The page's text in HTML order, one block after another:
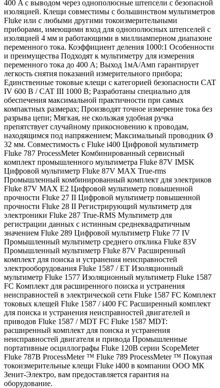
400 A с выводом через однополюсные штепсели с безопасной
изоляцией. Клещи совместимы с большинством мультиметров
Fluke или с любыми другими токоизмерительными
приборами, имеющими вход для однополюсных штепселей с
изоляцией 4 мм и работающими в миллиамперном диапазоне
переменного тока. Коэффициент деления 1000:1 Особенности
и преимущества Подходят к мультиметру для измерения
переменного тока до 400 А; Выход 1мА/Амп гарантирует
легкость снятия показаний измерительного прибора;
Единственные токовые клещи с категорией безопасности CAT
IV 600 В / CAT III 1000 В; Разработаны специально для
обеспечения максимальной практичности при самых
компактных размерах; Производят точное измерение тока без
разрыва цепи; Мягкая, не скользкая удобная ручка
препятствует случайному прикосновению к проводам,
находящимся под напряжением; Максимальный проводник Ø
32 мм. Совместимость с Fluke i400 Цифровой мультиметр
Fluke 787 ProcessMeter Комбинированный сервисный
комплект промышленного мультиметра Fluke 87V IMSK
Цифровой мультиметр Fluke 87V MAX True-rms
Промышленный комбинированный комплект для электриков
Fluke 87V MAX E2 Цифровой мультиметр повышенной
прочности Fluke 27 II Цифровой мультиметр повышенной
прочности Fluke 28 II Регистрирующий мультиметр для
электроники Fluke 287 True-RMS Мультиметр для
регистрации данных с истинным среднеквадратичным
значением Fluke 289 Цифровой мультиметр Fluke 77 IV
Промышленный мультиметр среднего отклика Fluke 83V
Промышленный мультиметр Fluke 87V Расширенный
комплект для поиска и устранения неисправностей
электрооборудования Fluke 1587 / ET Изоляционный
мультиметр Fluke 1577 Изоляционный мультиметр Fluke 1587
FC Комплект для расширенного поиска и устранения
неисправностей в электрической сети Fluke 1587 FC Комплект
токовых клещей Fluke 1587 / i400 FC Расширенный комплект
для поиска и устранения неисправностей двигателей и
приводов Fluke 1587 / MDT FC Fluke 1587 MDT:
расширенный комплект для поиска и устранения
неисправностей двигателя и привода Промышленные
портативные осциллографы Fluke 120B серии ScopeMeter
Fluke 787B ProcessMeter ™ Fluke 789 ProcessMeter ™ Покупая
токоизмерительные клещи Fluke i400 в компании ООО МК
Зенит-Электро, вам предоставляется гарантия на
оборудование.